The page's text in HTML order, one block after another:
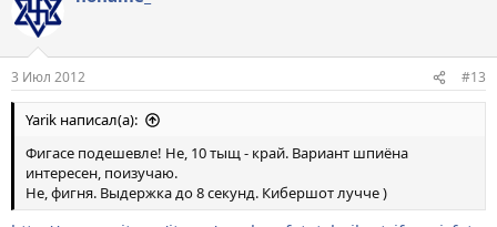
3 Июл 2012 #13
Yarik написал(а):
Фигасе подешевле! Не, 10 тыщ - край. Вариант шпиёна
интересен, поизучаю.
Не, фигня. Выдержка до 8 секунд. Кибершот лучче )